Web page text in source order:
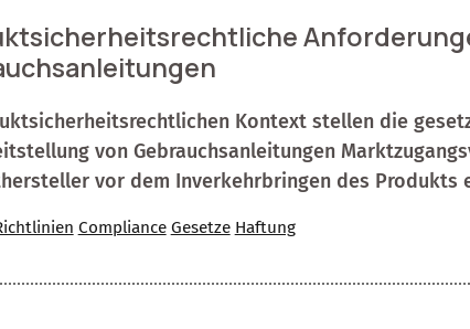
Kontext stellen die
von Gebrauchsanleitungen
vor dem Inverkehrbringen des Produkts
Compliance Gesetze Haftung